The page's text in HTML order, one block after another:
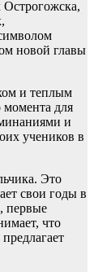
новой главы
и теплым
момента для
и
учеников в
Это
свои годы в
первые
что